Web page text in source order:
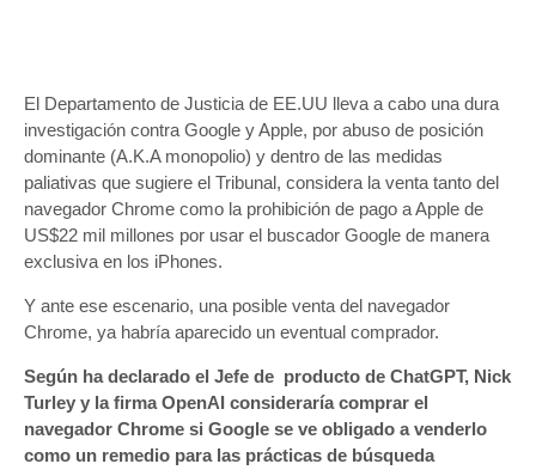
El Departamento de Justicia de EE.UU lleva a cabo una dura
investigación contra Google y Apple, por abuso de posición
dominante (A.K.A monopolio) y dentro de las medidas
paliativas que sugiere el Tribunal, considera la venta tanto del
navegador Chrome como la prohibición de pago a Apple de
US$22 mil millones por usar el buscador Google de manera
exclusiva en los iPhones.
Y ante ese escenario, una posible venta del navegador
Chrome, ya habría aparecido un eventual comprador.
Según ha declarado el Jefe de producto de ChatGPT, Nick
Turley y la firma OpenAI consideraría comprar el
navegador Chrome si Google se ve obligado a venderlo
como un remedio para las prácticas de búsqueda